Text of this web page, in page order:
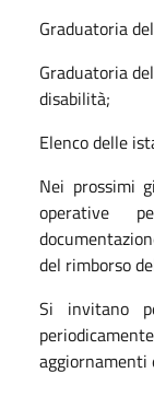
Graduatoria
Graduatoria
disabilità;
Elenco delle
Nei prossimi
operative
del rimborso
Si invitano
aggiornamenti